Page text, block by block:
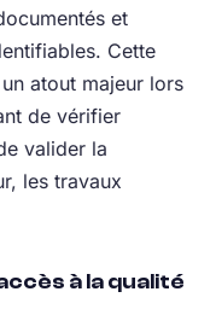
et
Cette
atout majeur lors
de vérifier
valider la
les travaux
à la qualité